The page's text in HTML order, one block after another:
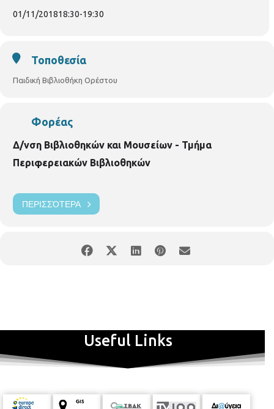
01/11/201818:30-19:30
Τοποθεσία
Παιδική Βιβλιοθήκη Ορέστου
Φορέας
Δ/νση Βιβλιοθηκών και Μουσείων - Τμήμα
Περιφερειακών Βιβλιοθηκών
ΠΕΡΙΣΣΌΤΕΡΑ
Useful Links